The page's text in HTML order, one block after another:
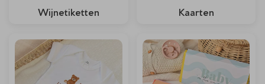
Wijnetiketten Kaarten